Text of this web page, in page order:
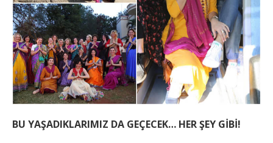
BU YAŞADIKLARIMIZ DA GEÇECEK… HER ŞEY GİBİ!